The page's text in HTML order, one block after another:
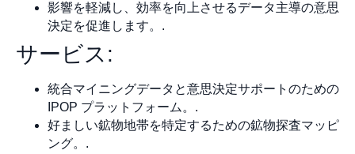
影響を軽減し、効率を向上させるデータ主導の意思
決定を促進します。.
サービス:
統合マイニングデータと意思決定サポートのための
IPOP プラットフォーム。.
好ましい鉱物地帯を特定するための鉱物探査マッピ
ング。.